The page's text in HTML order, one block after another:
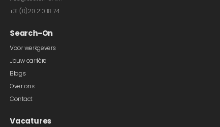
+31 (0)20 210 18 74
Search-On
Voor werkgevers
Jouw carrière
Blogs
Over ons
Contact
Vacatures